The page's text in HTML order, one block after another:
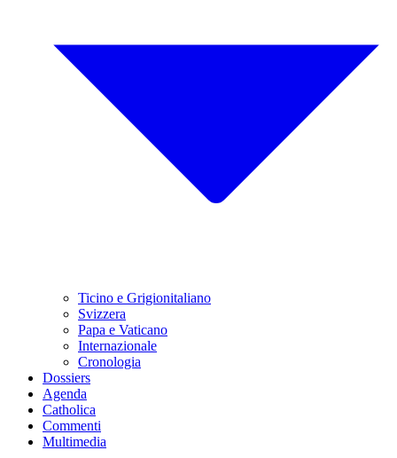
Ticino e Grigionitaliano
Svizzera
Papa e Vaticano
Internazionale
Cronologia
Dossiers
Agenda
Catholica
Commenti
Multimedia